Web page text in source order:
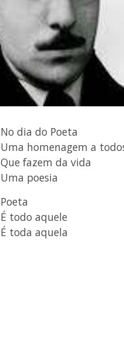
No dia do Poeta
Uma homenagem a
Que fazem da vida
Uma poesia
Poeta
É todo aquele
É toda aquela